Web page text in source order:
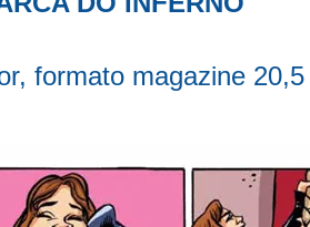
formato magazine